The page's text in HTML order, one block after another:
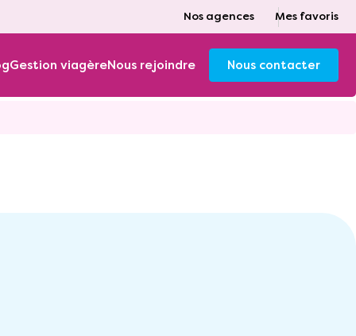
Nos agences Mes favoris
Gestion viagèreNous rejoindre Nous contacter